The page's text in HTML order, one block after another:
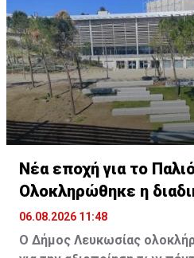
Νέα εποχή για το
Ολοκληρώθηκε η
των υποστατικών
06.08.2026 11:48
Ο Δήμος Λευκωσίας